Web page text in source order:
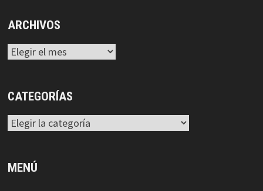
ARCHIVOS
Archivos
CATEGORÍAS
Categorías
MENÚ